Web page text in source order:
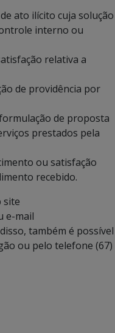
ato ilícito cuja solução
interno ou
relativa a
de providência por
de proposta
prestados pela
ou satisfação
recebido.
site
e-mail
também é possível
ou pelo telefone (67)